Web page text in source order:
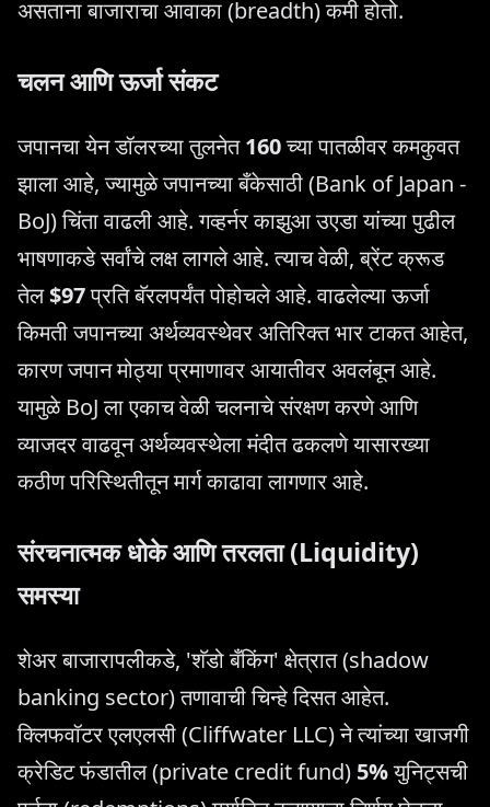
असताना बाजाराचा आवाका (breadth) कमी होतो.
चलन आणि ऊर्जा संकट
जपानचा येन डॉलरच्या तुलनेत160च्या पातळीवर कमकुवत
झाला आहे, ज्यामुळे जपानच्या बँकेसाठी (Bank of Japan -
BoJ) चिंता वाढली आहे. गव्हर्नर काझुआ उएडा यांच्या पुढील
भाषणाकडे सर्वांचे लक्ष लागले आहे. त्याच वेळी, ब्रेंट क्रूड
तेल$97प्रति बॅरलपर्यंत पोहोचले आहे. वाढलेल्या ऊर्जा
किमती जपानच्या अर्थव्यवस्थेवर अतिरिक्त भार टाकत आहेत,
कारण जपान मोठ्या प्रमाणावर आयातीवर अवलंबून आहे.
यामुळे BoJ ला एकाच वेळी चलनाचे संरक्षण करणे आणि
व्याजदर वाढवून अर्थव्यवस्थेला मंदीत ढकलणे यासारख्या
कठीण परिस्थितीतून मार्ग काढावा लागणार आहे.
संरचनात्मक धोके आणि तरलता (Liquidity)
समस्या
शेअर बाजारापलीकडे, 'शॅडो बँकिंग' क्षेत्रात (shadow
banking sector) तणावाची चिन्हे दिसत आहेत.
क्लिफवॉटर एलएलसी (Cliffwater LLC) ने त्यांच्या खाजगी
क्रेडिट फंडातील (private credit fund) 5%युनिट्सची